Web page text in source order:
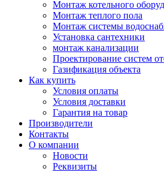
Монтаж котельного
Монтаж теплого пола
Монтаж системы
Установка сантехники
монтаж канализации
Проектирование систем
Газификация объекта
Как купить
Условия оплаты
Условия доставки
Гарантия на товар
Производители
Контакты
О компании
Новости
Реквизиты